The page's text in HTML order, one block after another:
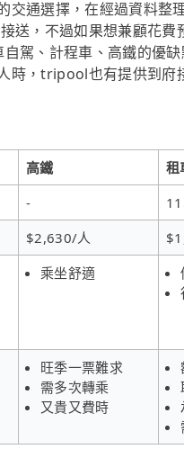
交通選擇，在經過資料整
送，不過如果想兼顧花
駕、計程車、高鐵的優
時，tripool也有提供到
高鐵 租
-
$2,630/人
乘坐舒適
旺季一票難求
需多次轉乘
又貴又費時